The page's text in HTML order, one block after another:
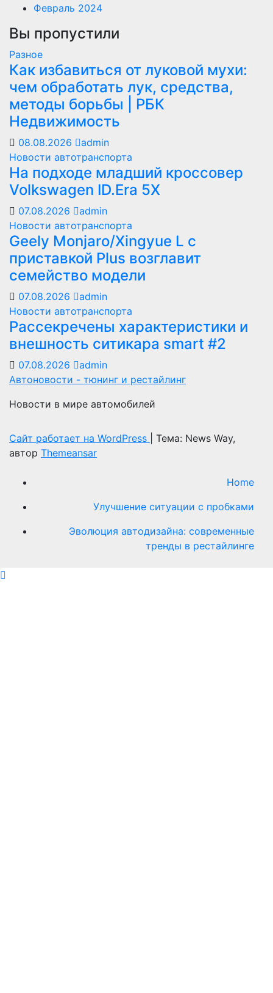
Февраль 2024
Вы пропустили
Разное
Как избавиться от луковой мухи:
чем обработать лук, средства,
методы борьбы | РБК
Недвижимость
08.08.2026
admin
Новости автотранспорта
На подходе младший кроссовер
Volkswagen ID.Era 5X
07.08.2026
admin
Новости автотранспорта
Geely Monjaro/Xingyue L с
приставкой Plus возглавит
семейство модели
07.08.2026
admin
Новости автотранспорта
Рассекречены характеристики и
внешность ситикара smart #2
07.08.2026
admin
Автоновости - тюнинг и рестайлинг
Новости в мире автомобилей
Сайт работает на WordPress
Тема: News Way,
автор Themeansar
Home
Улучшение ситуации с пробками
Эволюция автодизайна: современные
тренды в рестайлинге